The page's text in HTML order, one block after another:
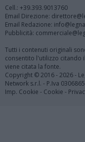
Cell.: +39.393.9013760
Email Direzione:
Email Redazione:
Pubblicità:
Tutti i contenuti originali
consentito l'utilizzo citando
viene citata la fonte.
Copyright © 2016 - 2026 -
Network s.r.l. - P.Iva
Imp. Cookie - Cookie -